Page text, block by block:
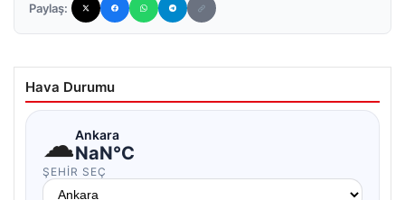
Paylaş:
Hava Durumu
☁Ankara
NaN°C
ŞEHIR SEÇ